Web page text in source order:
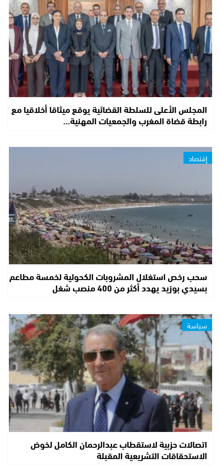
المجلس الأعلى للسلطة القضائية يوقع ميثاقا أخلاقيا مع
رابطة قضاة المغرب والجمعيات المهنية…
إقتصاد
سحب رخص استغلال المشروبات الكحولية لخمسة مطاعم
بسيدي بوزيد يهدد أكثر من 400 منصب شغل
سياسة
اتصالات حزبية لاستقطاب عبدالرحمان الكامل لخوض
الاستحقاقات التشريعية المقبلة